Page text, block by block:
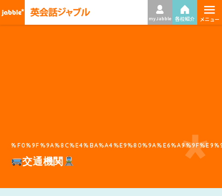
my Jabble 各校紹介 ≡
メニュー
交通機関